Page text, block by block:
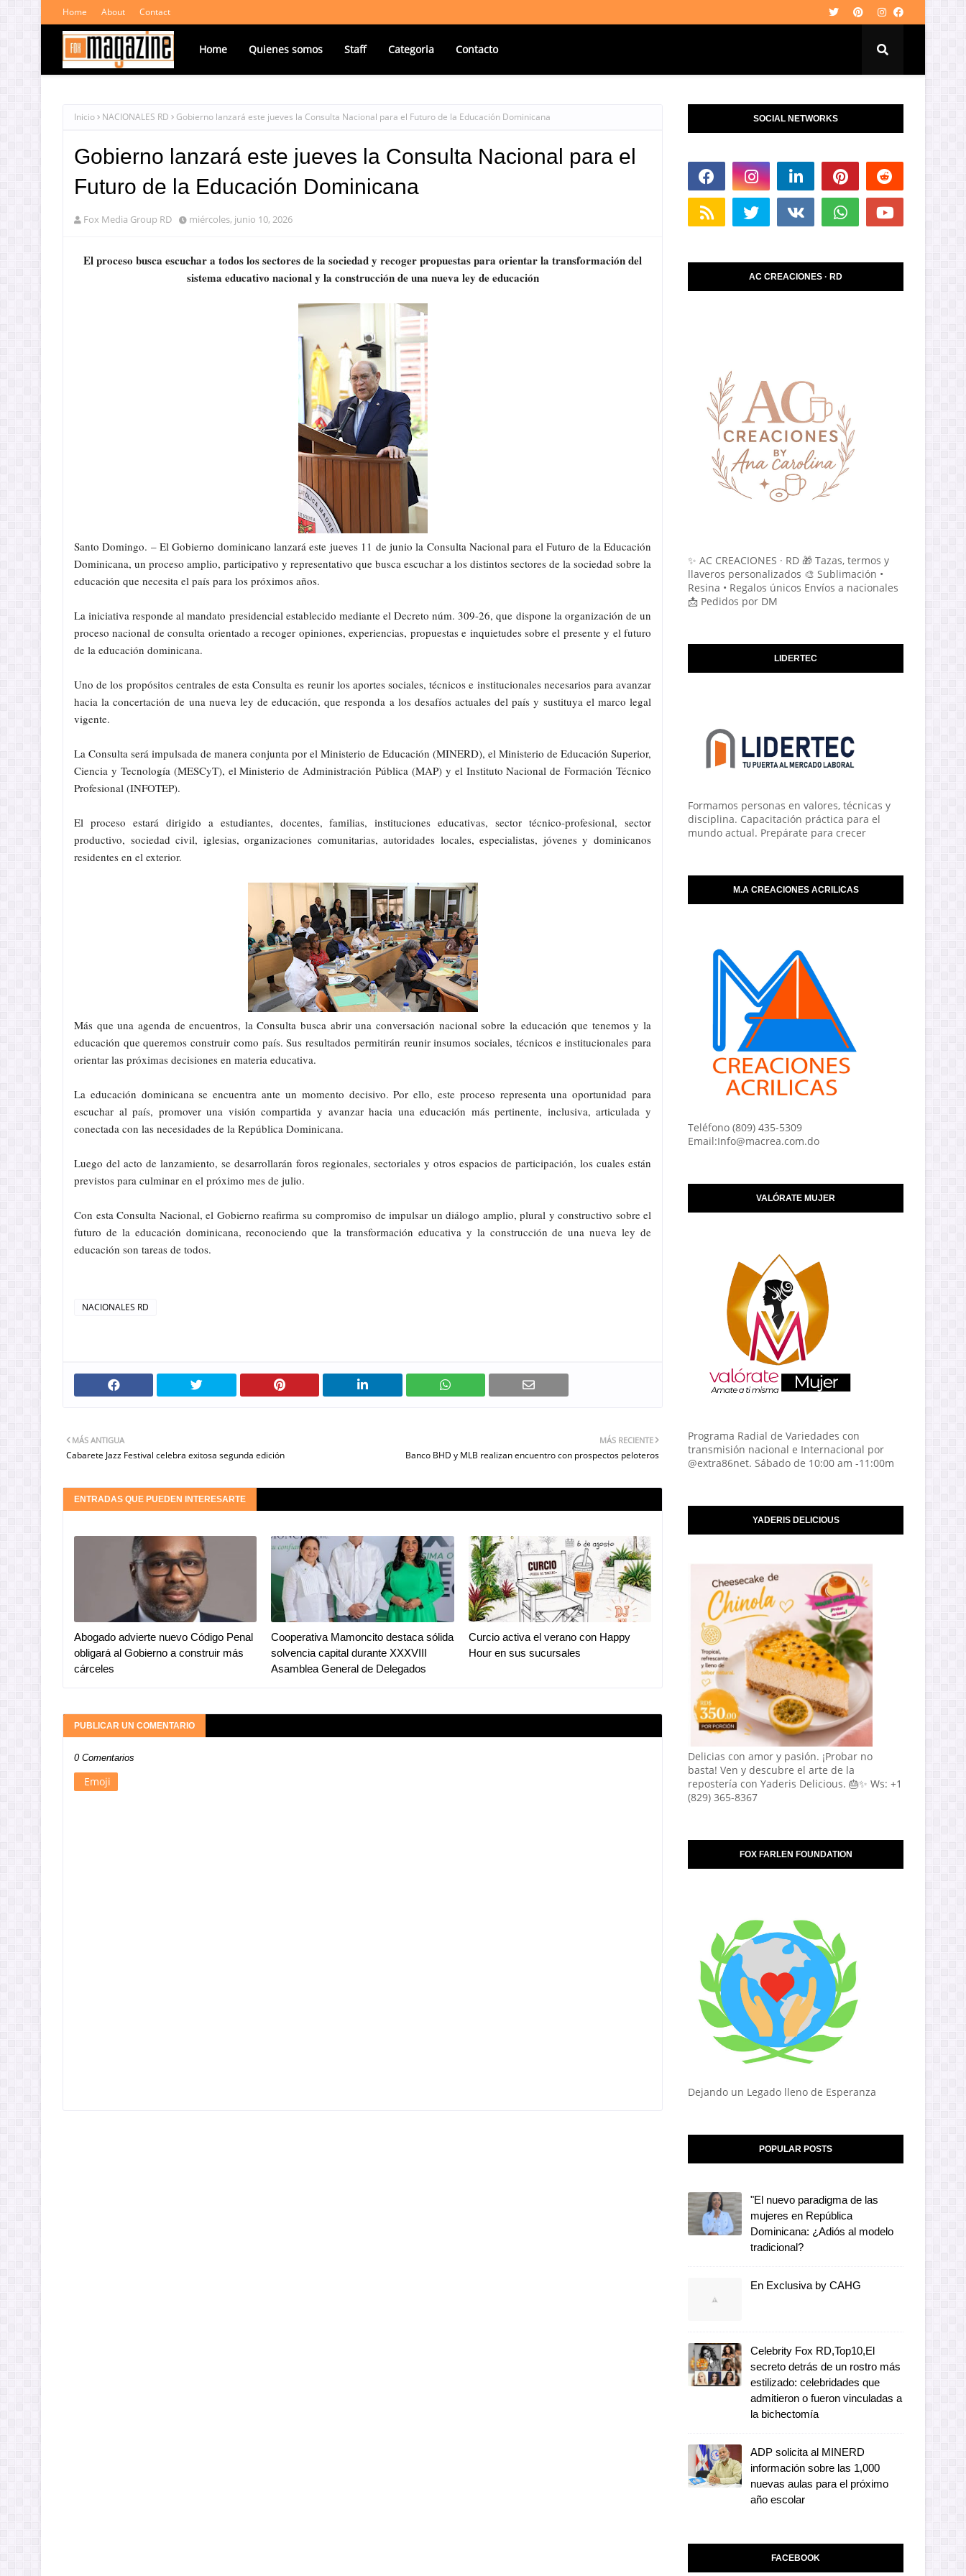
Home About Contact
Home Quienes somos Staff Categoria Contacto
Inicio NACIONALES RD Gobierno lanzará este jueves la Consulta Nacional para el Futuro de la Educación Dominicana
Gobierno lanzará este jueves la Consulta Nacional para el
Futuro de la Educación Dominicana
Fox Media Group RD miércoles, junio 10, 2026
El proceso busca escuchar a todos los sectores de la sociedad y recoger propuestas para orientar la transformación del
sistema educativo nacional y la construcción de una nueva ley de educación
Santo Domingo. – El Gobierno dominicano lanzará este jueves 11 de junio la Consulta Nacional para el Futuro de la Educación
Dominicana, un proceso amplio, participativo y representativo que busca escuchar a los distintos sectores de la sociedad sobre la
educación que necesita el país para los próximos años.
La iniciativa responde al mandato presidencial establecido mediante el Decreto núm. 309-26, que dispone la organización de un
proceso nacional de consulta orientado a recoger opiniones, experiencias, propuestas e inquietudes sobre el presente y el futuro
de la educación dominicana.
Uno de los propósitos centrales de esta Consulta es reunir los aportes sociales, técnicos e institucionales necesarios para avanzar
hacia la concertación de una nueva ley de educación, que responda a los desafíos actuales del país y sustituya el marco legal
vigente.
La Consulta será impulsada de manera conjunta por el Ministerio de Educación (MINERD), el Ministerio de Educación Superior,
Ciencia y Tecnología (MESCyT), el Ministerio de Administración Pública (MAP) y el Instituto Nacional de Formación Técnico
Profesional (INFOTEP).
El proceso estará dirigido a estudiantes, docentes, familias, instituciones educativas, sector técnico-profesional, sector
productivo, sociedad civil, iglesias, organizaciones comunitarias, autoridades locales, especialistas, jóvenes y dominicanos
residentes en el exterior.
Más que una agenda de encuentros, la Consulta busca abrir una conversación nacional sobre la educación que tenemos y la
educación que queremos construir como país. Sus resultados permitirán reunir insumos sociales, técnicos e institucionales para
orientar las próximas decisiones en materia educativa.
La educación dominicana se encuentra ante un momento decisivo. Por ello, este proceso representa una oportunidad para
escuchar al país, promover una visión compartida y avanzar hacia una educación más pertinente, inclusiva, articulada y
conectada con las necesidades de la República Dominicana.
Luego del acto de lanzamiento, se desarrollarán foros regionales, sectoriales y otros espacios de participación, los cuales están
previstos para culminar en el próximo mes de julio.
Con esta Consulta Nacional, el Gobierno reafirma su compromiso de impulsar un diálogo amplio, plural y constructivo sobre el
futuro de la educación dominicana, reconociendo que la transformación educativa y la construcción de una nueva ley de
educación son tareas de todos.
NACIONALES RD
MÁS RECIENTE
Banco BHD y MLB realizan encuentro con prospectos peloteros
MÁS ANTIGUA
Cabarete Jazz Festival celebra exitosa segunda edición
ENTRADAS QUE PUEDEN INTERESARTE
Abogado advierte nuevo Código Penal
obligará al Gobierno a construir más
cárceles
Cooperativa Mamoncito destaca sólida
solvencia capital durante XXXVIII
Asamblea General de Delegados
Curcio activa el verano con Happy
Hour en sus sucursales
PUBLICAR UN COMENTARIO
0 Comentarios
Emoji
SOCIAL NETWORKS
AC CREACIONES · RD
✨ AC CREACIONES · RD 🎁 Tazas, termos y
llaveros personalizados 🎨 Sublimación •
Resina • Regalos únicos Envíos a nacionales
📩 Pedidos por DM
LIDERTEC
Formamos personas en valores, técnicas y
disciplina. Capacitación práctica para el
mundo actual. Prepárate para crecer
M.A CREACIONES ACRILICAS
Teléfono (809) 435-5309
Email:Info@macrea.com.do
VALÓRATE MUJER
Programa Radial de Variedades con
transmisión nacional e Internacional por
@extra86net. Sábado de 10:00 am -11:00m
YADERIS DELICIOUS
Delicias con amor y pasión. ¡Probar no
basta! Ven y descubre el arte de la
repostería con Yaderis Delicious. 🎂✨ Ws: +1
(829) 365-8367
FOX FARLEN FOUNDATION
Dejando un Legado lleno de Esperanza
POPULAR POSTS
"El nuevo paradigma de las
mujeres en República
Dominicana: ¿Adiós al modelo
tradicional?
En Exclusiva by CAHG
Celebrity Fox RD,Top10,El
secreto detrás de un rostro más
estilizado: celebridades que
admitieron o fueron vinculadas a
la bichectomía
ADP solicita al MINERD
información sobre las 1,000
nuevas aulas para el próximo
año escolar
FACEBOOK